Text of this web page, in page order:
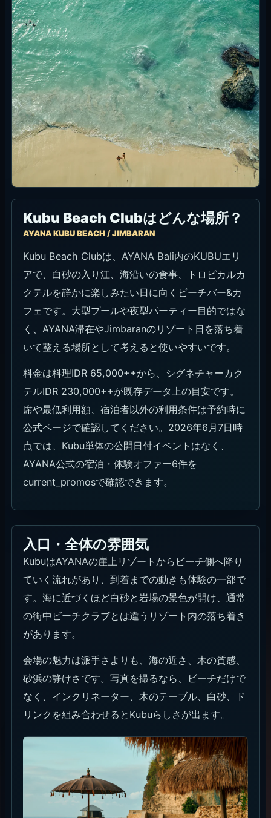
Kubu Beach Clubはどんな場所？
AYANA KUBU BEACH / JIMBARAN
Kubu Beach Clubは、AYANA Bali内のKUBUエリ
アで、白砂の入り江、海沿いの食事、トロピカルカ
クテルを静かに楽しみたい日に向くビーチバー&カ
フェです。大型プールや夜型パーティー目的ではな
く、AYANA滞在やJimbaranのリゾート日を落ち着
いて整える場所として考えると使いやすいです。
料金は料理IDR 65,000++から、シグネチャーカク
テルIDR 230,000++が既存データ上の目安です。
席や最低利用額、宿泊者以外の利用条件は予約時に
公式ページで確認してください。2026年6月7日時
点では、Kubu単体の公開日付イベントはなく、
AYANA公式の宿泊・体験オファー6件を
current_promosで確認できます。
入口・全体の雰囲気
KubuはAYANAの崖上リゾートからビーチ側へ降り
ていく流れがあり、到着までの動きも体験の一部で
す。海に近づくほど白砂と岩場の景色が開け、通常
の街中ビーチクラブとは違うリゾート内の落ち着き
があります。
会場の魅力は派手さよりも、海の近さ、木の質感、
砂浜の静けさです。写真を撮るなら、ビーチだけで
なく、インクリネーター、木のテーブル、白砂、ド
リンクを組み合わせるとKubuらしさが出ます。